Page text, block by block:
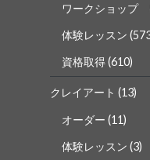
ワークショッ
体験レッスン
資格取得(610)
クレイアート (13)
オーダー (11)
体験レッスン (3)